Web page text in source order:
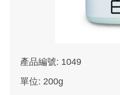
產品編號: 1049
單位: 200g